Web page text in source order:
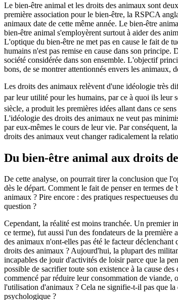
Le bien-être animal et les droits des animaux sont
première association pour le bien-être, la RSPCA
animaux date de cette même année. Le bien-être
bien-être animal s'employèrent surtout à aider des
L'optique du bien-être ne met pas en cause le fait de
humains n'est pas remise en cause dans son
société considérée dans son ensemble. L'objectif
bons, de se montrer attentionnés envers les animaux,
Les droits des animaux relèvent d'une idéologie très
par leur utilité pour les humains, par ce à quoi ils leur
siècle, a produit les premières idées allant dans ce
L'idéologie des droits des animaux ne veut pas
par eux-mêmes le cours de leur vie. Par conséquent,
droits des animaux veut changer radicalement la
Du bien-être animal aux droits
De cette analyse, on pourrait tirer la conclusion que
dès le départ. Comment le fait de penser en termes
animaux ? Pire encore : des pratiques respectueuses
question ?
Cependant, la réalité est moins tranchée. Un premier
ce terme), fut aussi l'un des fondateurs de la
des animaux n'ont-elles pas été le facteur
droits des animaux ? Aujourd'hui, la plupart des
incapables de jouir d'activités de loisir parce que la
possible de sacrifier toute son existence à la cause
commencé par réduire leur consommation de viande,
l'utilisation d'animaux ? Cela ne signifie-t-il pas que la
psychologique ?